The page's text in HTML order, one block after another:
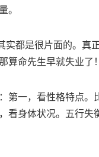
。
实都是很片面的。真
算命先生早就失业了！
第一，看性格特点。
看身体状况。五行失